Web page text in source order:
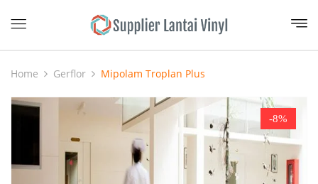
Home Gerflor Mipolam Troplan Plus
-8%